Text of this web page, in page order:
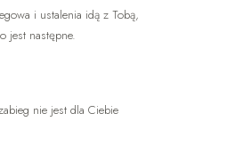
i ustalenia idą z Tobą,
jest następne.
nie jest dla Ciebie